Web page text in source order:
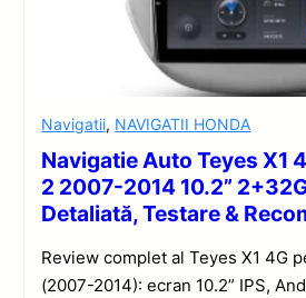
Navigatii, NAVIGATII HONDA
Navigatie Auto Teyes X1
2 2007-2014 10.2”
Detaliată, Testare &
Review complet al Teyes X1 4G
(2007-2014): ecran 10.2” IPS,